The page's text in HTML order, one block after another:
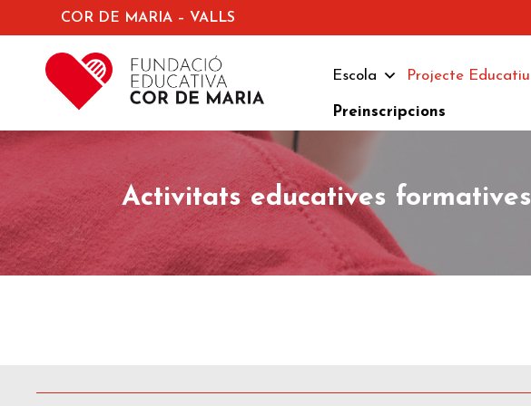
COR DE MARIA – VALLS
Escola Projecte Educatiu
Preinscripcions
Activitats educatives formatives